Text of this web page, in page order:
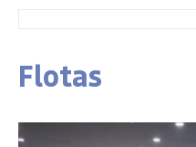
Flotas